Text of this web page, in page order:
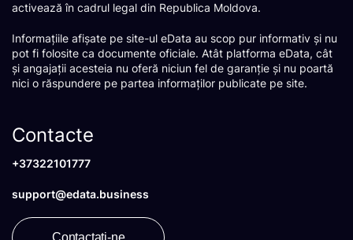
activează în cadrul legal din Republica Moldova.
Informațiile afișate pe site-ul eData au scop pur informativ și nu
pot fi folosite ca documente oficiale. Atât platforma eData, cât
și angajații acesteia nu oferă niciun fel de garanție și nu poartă
nici o răspundere pe partea informaților publicate pe site.
Contacte
+37322101777
support@edata.business
Contactați-ne